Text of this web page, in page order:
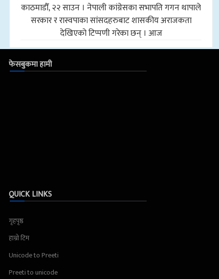
काठमाडौँ, २२ साउन । नेपाली कांग्रेसका सभापति गगन थापाले
सरकार र रास्वपाका सांसदहरुबाट शासकीय अराजकता
देखिएको टिप्पणी गरेका छन् । आज
फेसबुकमा हामी
QUICK LINKS
गृहपृष्ठ
हाम्रो टिम
Unicode to Preeti
Preeti to unicode